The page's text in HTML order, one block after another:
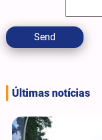
Send
Últimas notícias